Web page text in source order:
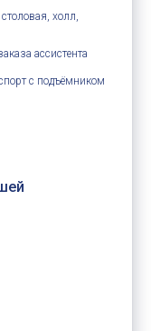
холл,
ассистента
с подъёмником